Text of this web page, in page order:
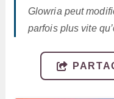
Glowria peut
parfois plus vite